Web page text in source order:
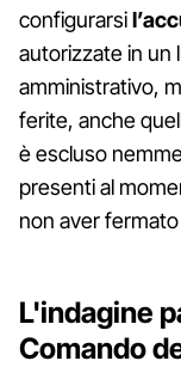
configurarsi
autorizzate in un
amministrativo,
ferite, anche
è escluso
presenti al
non aver fermato
L'indagine
Comando